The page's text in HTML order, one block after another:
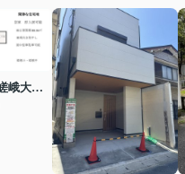
京都市右京区嵯峨大覚寺門前堂ノ前町